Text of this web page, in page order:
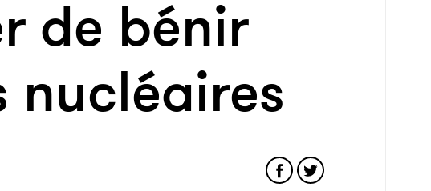
de bénir
nucléaires